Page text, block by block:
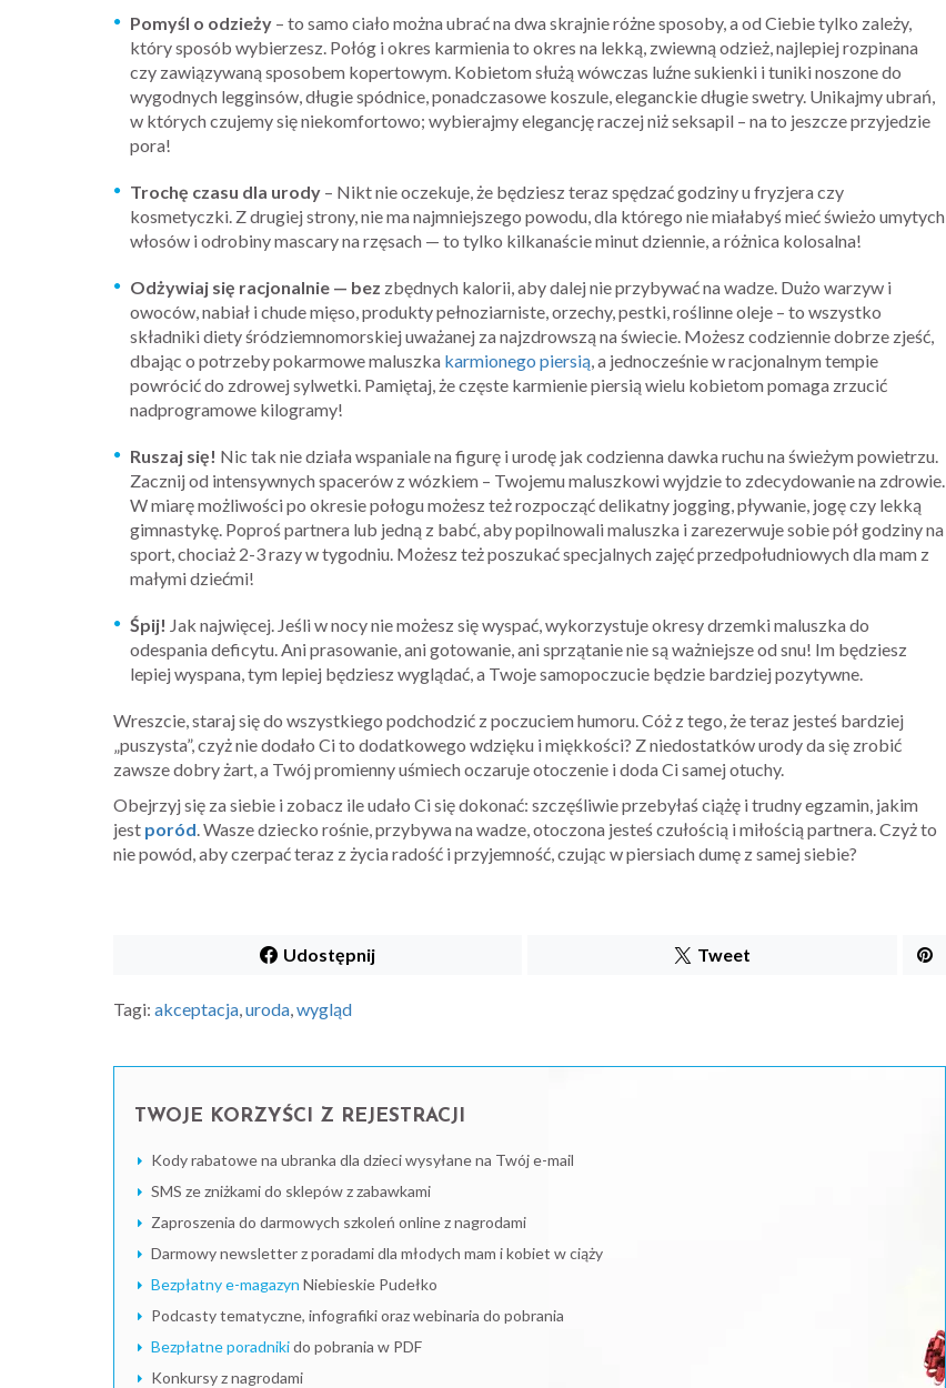
Pomyśl o odzieży – to samo ciało można ubrać na dwa skrajnie różne sposoby, a od Ciebie tylko zależy,
który sposób wybierzesz. Połóg i okres karmienia to okres na lekką, zwiewną odzież, najlepiej rozpinana
czy zawiązywaną sposobem kopertowym. Kobietom służą wówczas luźne sukienki i tuniki noszone do
wygodnych legginsów, długie spódnice, ponadczasowe koszule, eleganckie długie swetry. Unikajmy ubrań,
w których czujemy się niekomfortowo; wybierajmy elegancję raczej niż seksapil – na to jeszcze przyjedzie
pora!
Trochę czasu dla urody – Nikt nie oczekuje, że będziesz teraz spędzać godziny u fryzjera czy
kosmetyczki. Z drugiej strony, nie ma najmniejszego powodu, dla którego nie miałabyś mieć świeżo umytych
włosów i odrobiny mascary na rzęsach — to tylko kilkanaście minut dziennie, a różnica kolosalna!
Odżywiaj się racjonalnie — bez zbędnych kalorii, aby dalej nie przybywać na wadze. Dużo warzyw i
owoców, nabiał i chude mięso, produkty pełnoziarniste, orzechy, pestki, roślinne oleje – to wszystko
składniki diety śródziemnomorskiej uważanej za najzdrowszą na świecie. Możesz codziennie dobrze zjeść,
dbając o potrzeby pokarmowe maluszka karmionego piersią, a jednocześnie w racjonalnym tempie
powrócić do zdrowej sylwetki. Pamiętaj, że częste karmienie piersią wielu kobietom pomaga zrzucić
nadprogramowe kilogramy!
Ruszaj się! Nic tak nie działa wspaniale na figurę i urodę jak codzienna dawka ruchu na świeżym powietrzu.
Zacznij od intensywnych spacerów z wózkiem – Twojemu maluszkowi wyjdzie to zdecydowanie na zdrowie.
W miarę możliwości po okresie połogu możesz też rozpocząć delikatny jogging, pływanie, jogę czy lekką
gimnastykę. Poproś partnera lub jedną z babć, aby popilnowali maluszka i zarezerwuje sobie pół godziny na
sport, chociaż 2-3 razy w tygodniu. Możesz też poszukać specjalnych zajęć przedpołudniowych dla mam z
małymi dziećmi!
Śpij! Jak najwięcej. Jeśli w nocy nie możesz się wyspać, wykorzystuje okresy drzemki maluszka do
odespania deficytu. Ani prasowanie, ani gotowanie, ani sprzątanie nie są ważniejsze od snu! Im będziesz
lepiej wyspana, tym lepiej będziesz wyglądać, a Twoje samopoczucie będzie bardziej pozytywne.
Wreszcie, staraj się do wszystkiego podchodzić z poczuciem humoru. Cóż z tego, że teraz jesteś bardziej
„puszysta”, czyż nie dodało Ci to dodatkowego wdzięku i miękkości? Z niedostatków urody da się zrobić
zawsze dobry żart, a Twój promienny uśmiech oczaruje otoczenie i doda Ci samej otuchy.
Obejrzyj się za siebie i zobacz ile udało Ci się dokonać: szczęśliwie przebyłaś ciążę i trudny egzamin, jakim
jest poród. Wasze dziecko rośnie, przybywa na wadze, otoczona jesteś czułością i miłością partnera. Czyż to
nie powód, aby czerpać teraz z życia radość i przyjemność, czując w piersiach dumę z samej siebie?
Udostępnij Tweet
Tagi: akceptacja,uroda,wygląd
TWOJE KORZYŚCI Z REJESTRACJI
Kody rabatowe na ubranka dla dzieci wysyłane na Twój e-mail
SMS ze zniżkami do sklepów z zabawkami
Zaproszenia do darmowych szkoleń online z nagrodami
Darmowy newsletter z poradami dla młodych mam i kobiet w ciąży
Bezpłatny e-magazyn Niebieskie Pudełko
Podcasty tematyczne, infografiki oraz webinaria do pobrania
Bezpłatne poradnikido pobrania w PDF
Konkursy z nagrodami